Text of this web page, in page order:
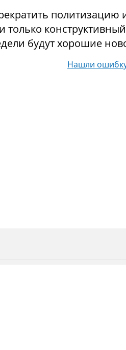
политизацию
только
будут хорошие
Нашли